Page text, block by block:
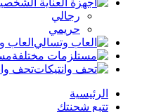
رجالي
حريمي
العاب
تحف
الرئيسية
تتبع شحنتك